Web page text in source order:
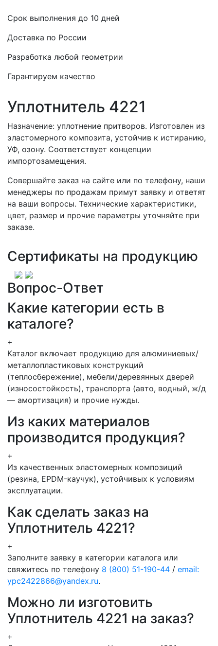
Срок выполнения до 10 дней
Доставка по России
Разработка любой геометрии
Гарантируем качество
Уплотнитель 4221
Назначение: уплотнение притворов. Изготовлен из
эластомерного композита, устойчив к истиранию,
УФ, озону. Соответствует концепции
импортозамещения.
Совершайте заказ на сайте или по телефону, наши
менеджеры по продажам примут заявку и ответят
на ваши вопросы. Технические характеристики,
цвет, размер и прочие параметры уточняйте при
заказе.
Сертификаты на продукцию
Вопрос-Ответ
Какие категории есть в
каталоге?
+
Каталог включает продукцию для алюминиевых/
металлопластиковых конструкций
(теплосбережение), мебели/деревянных дверей
(износостойкость), транспорта (авто, водный, ж/д
— амортизация) и прочие нужды.
Из каких материалов
производится продукция?
+
Из качественных эластомерных композиций
(резина, EPDM-каучук), устойчивых к условиям
эксплуатации.
Как сделать заказ на
Уплотнитель 4221?
+
Заполните заявку в категории каталога или
свяжитесь по телефону 8 (800) 51-190-44 / email:
ypc2422866@yandex.ru.
Можно ли изготовить
Уплотнитель 4221 на заказ?
+